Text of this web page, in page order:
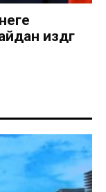
издөөгө